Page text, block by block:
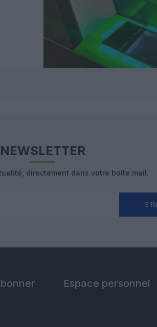
NEWSLETTER
directement dans votre boîte mail.
Espace personnel